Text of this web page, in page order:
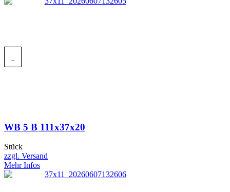
WB 5 B 111x37x20
Stück
zzgl. Versand
Mehr Infos